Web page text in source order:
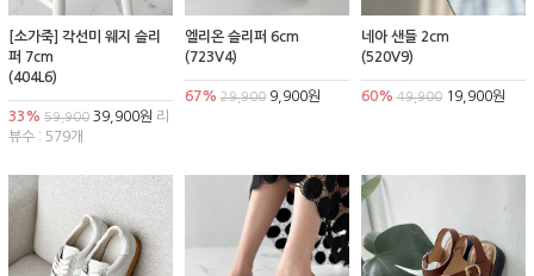
[소가죽] 각선미 웨지 슬리
퍼 7cm
(404L6)
33% 59,900 39,900원 리
뷰수 : 579개
엘리온 슬리퍼 6cm
(723V4)
67% 29,9009,900원
네아 샌들 2cm
(520V9)
60% 49,90019,900원